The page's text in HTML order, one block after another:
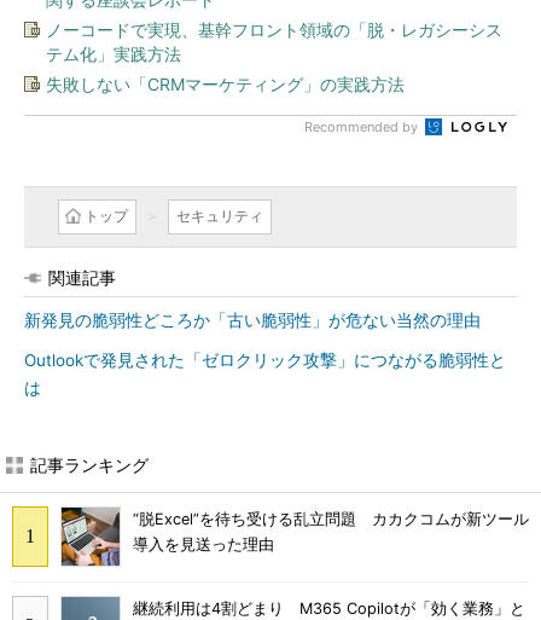
ノーコードで実現、基幹フロント領域の「脱・レガシーシス
テム化」実践方法
失敗しない「CRMマーケティング」の実践方法
Recommended by
トップ セキュリティ
関連記事
新発見の脆弱性どころか「古い脆弱性」が危ない当然の理由
Outlookで発見された「ゼロクリック攻撃」につながる脆弱性と
は
記事ランキング
“脱Excel”を待ち受ける乱立問題 カカクコムが新ツール
導入を見送った理由
継続利用は4割どまり M365 Copilotが「効く業務」と